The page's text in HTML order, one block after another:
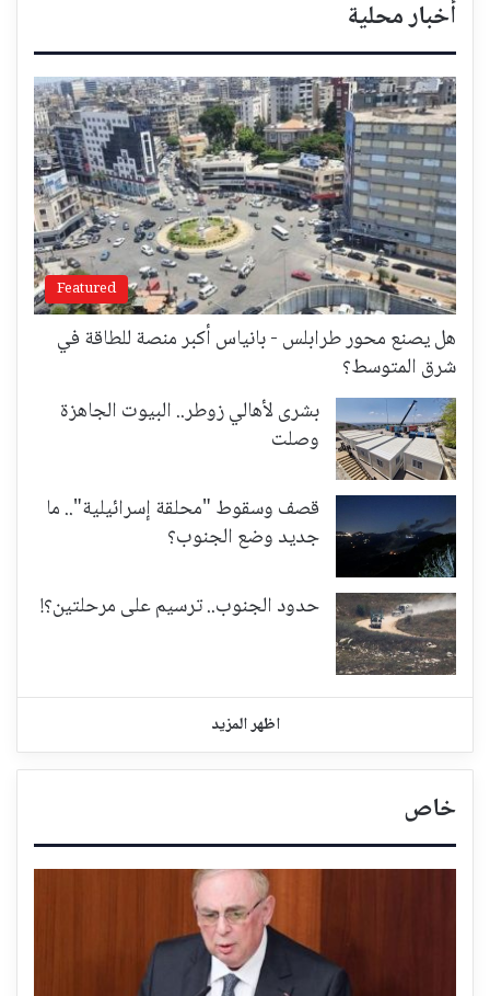
أخبار محلية
Featured
هل يصنع محور طرابلس - بانياس أكبر منصة للطاقة في
شرق المتوسط؟
بشرى لأهالي زوطر.. البيوت الجاهزة
وصلت
قصف وسقوط "محلقة إسرائيلية".. ما
جديد وضع الجنوب؟
حدود الجنوب.. ترسيم على مرحلتين؟!
اظهر المزيد
خاص